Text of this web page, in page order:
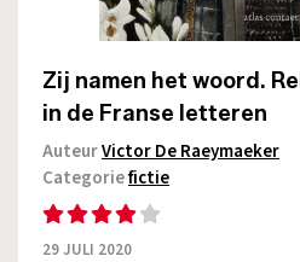
Zij namen het woord.
in de Franse letteren
AuteurVictor De Raeymaeker
Categoriefictie
29 JULI 2020